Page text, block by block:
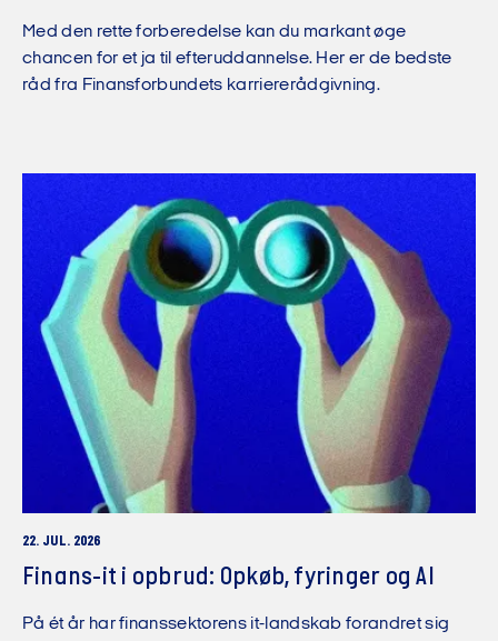
Med den rette forberedelse kan du markant øge
chancen for et ja til efteruddannelse. Her er de bedste
råd fra Finansforbundets karriererådgivning.
22. JUL. 2026
Finans-it i opbrud: Opkøb, fyringer og AI
På ét år har finanssektorens it-landskab forandret sig